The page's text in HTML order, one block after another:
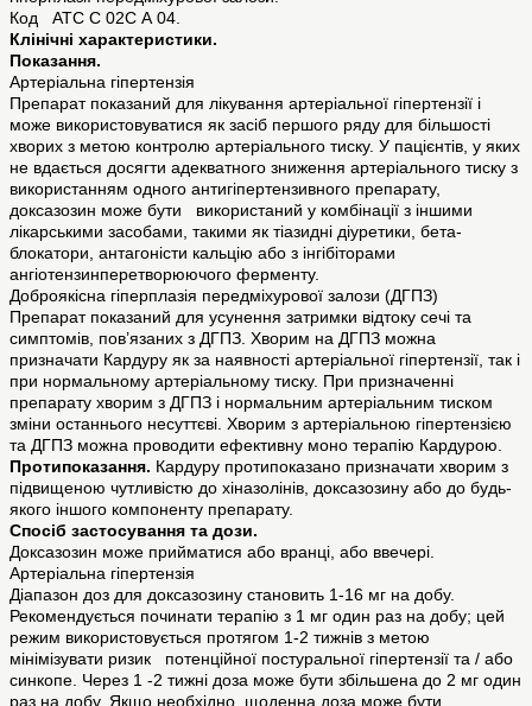
Код АТС С 02С А 04.
Клінічні характеристики.
Показання.
Артеріальна гіпертензія
Препарат показаний для лікування артеріальної гіпертензії і
може використовуватися як засіб першого ряду для більшості
хворих з метою контролю артеріального тиску. У пацієнтів, у яких
не вдається досягти адекватного зниження артеріального тиску з
використанням одного антигіпертензивного препарату,
доксазозин може бути використаний у комбінації з іншими
лікарськими засобами, такими як тіазидні діуретики, бета-
блокатори, антагоністи кальцію або з інгібіторами
ангіотензинперетворюючого ферменту.
Доброякісна гіперплазія передміхурової залози (ДГПЗ)
Препарат показаний для усунення затримки відтоку сечі та
симптомів, пов’язаних з ДГПЗ. Хворим на ДГПЗ можна
призначати Кардуру як за наявності артеріальної гіпертензії, так і
при нормальному артеріальному тиску. При призначенні
препарату хворим з ДГПЗ і нормальним артеріальним тиском
зміни останнього несуттєві. Хворим з артеріальною гіпертензією
та ДГПЗ можна проводити ефективну моно терапію Кардурою.
Протипоказання. Кардуру протипоказано призначати хворим з
підвищеною чутливістю до хіназолінів, доксазозину або до будь-
якого іншого компоненту препарату.
Спосіб застосування та дози.
Доксазозин може прийматися або вранці, або ввечері.
Артеріальна гіпертензія
Діапазон доз для доксазозину становить 1-16 мг на добу.
Рекомендується починати терапію з 1 мг один раз на добу; цей
режим використовується протягом 1-2 тижнів з метою
мінімізувати ризик потенційної постуральної гіпертензії та / або
синкопе. Через 1 -2 тижні доза може бути збільшена до 2 мг один
раз на добу. Якщо необхідно, щоденна доза може бути